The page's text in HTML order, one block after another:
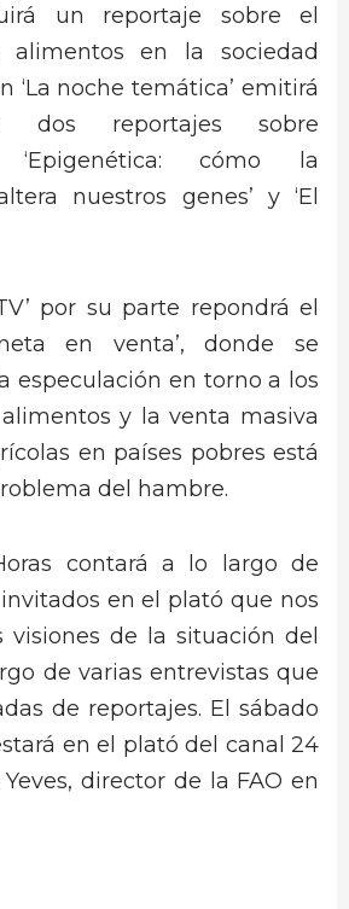
un reportaje sobre el
alimentos en la sociedad
‘La noche temática’ emitirá
dos reportajes sobre
‘Epigenética: cómo la
nuestros genes’ y ‘El
por su parte repondrá el
en venta’, donde se
especulación en torno a los
y la venta masiva
en países pobres está
del hambre.
contará a lo largo de
en el plató que nos
visiones de la situación del
de varias entrevistas que
de reportajes. El sábado
en el plató del canal 24
director de la FAO en